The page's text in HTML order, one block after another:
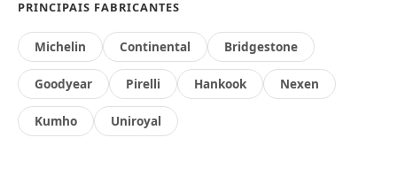
PRINCIPAIS FABRICANTES
Michelin Continental Bridgestone
Goodyear Pirelli Hankook Nexen
Kumho Uniroyal